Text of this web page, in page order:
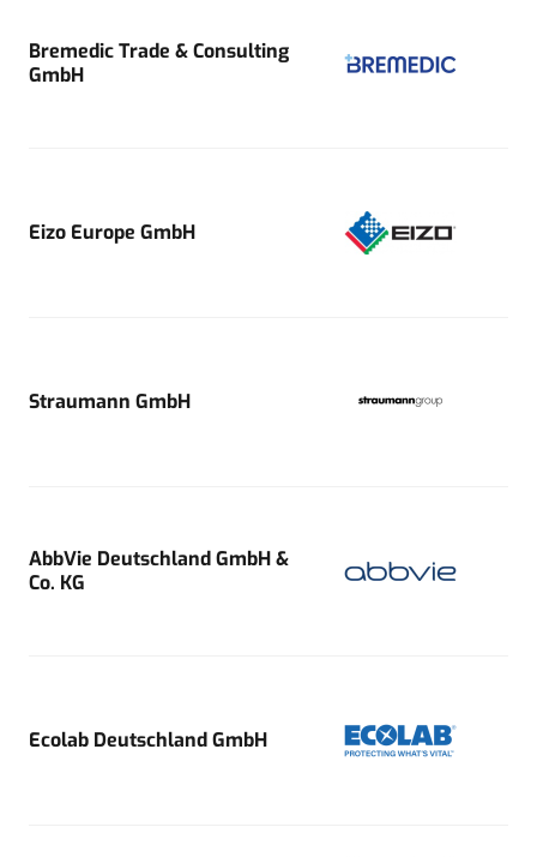
Bremedic Trade & Consulting
GmbH
Eizo Europe GmbH
Straumann GmbH
AbbVie Deutschland GmbH &
Co. KG
Ecolab Deutschland GmbH